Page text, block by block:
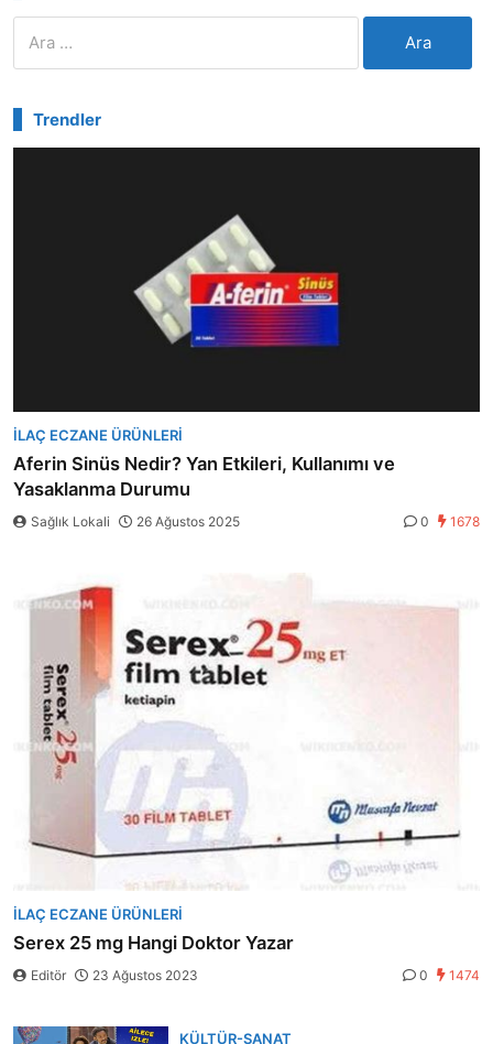
Trendler
İLAÇ ECZANE ÜRÜNLERI
Aferin Sinüs Nedir? Yan Etkileri, Kullanımı ve
Yasaklanma Durumu
Sağlık Lokali 26 Ağustos 2025 0 1678
İLAÇ ECZANE ÜRÜNLERI
Serex 25 mg Hangi Doktor Yazar
Editör 23 Ağustos 2023 0 1474
KÜLTÜR-SANAT